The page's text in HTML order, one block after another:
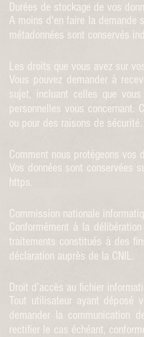
Durées de stockage de vos
A moins d'en faire la demande
métadonnées sont conservés
Les droits que vous avez sur
Vous pouvez demander à
sujet, incluant celles que
personnelles vous
ou pour des raisons de sécurité.
Comment nous protégeons vos
Vos données sont conservées
https.
Commission nationale
Conformément à la
traitements constitués à des
déclaration auprès de la CNIL.
Droit d’accès au fichier
Tout utilisateur ayant déposé
demander la communication
rectifier le cas échéant,